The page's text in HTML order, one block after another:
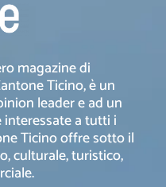
magazine di
Ticino, è un
leader e ad un
a tutti i
Ticino offre sotto il
culturale, turistico,